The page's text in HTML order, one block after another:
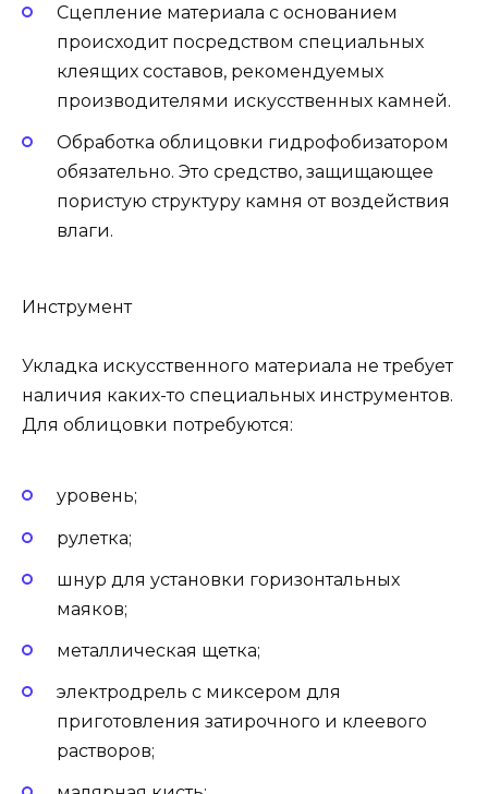
Сцепление материала с основанием
происходит посредством специальных
клеящих составов, рекомендуемых
производителями искусственных камней.
Обработка облицовки гидрофобизатором
обязательно. Это средство, защищающее
пористую структуру камня от воздействия
влаги.
Инструмент
Укладка искусственного материала не требует
наличия каких-то специальных инструментов.
Для облицовки потребуются:
уровень;
рулетка;
шнур для установки горизонтальных
маяков;
металлическая щетка;
электродрель с миксером для
приготовления затирочного и клеевого
растворов;